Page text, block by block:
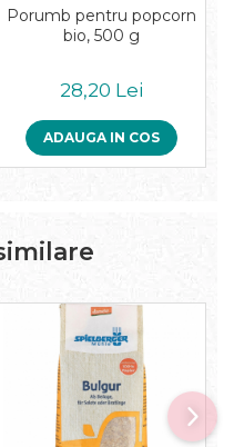
Porumb pentru popcorn
bio, 500 g
28,20 Lei
ADAUGA IN COS